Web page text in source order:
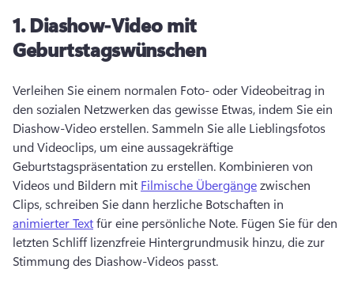
1.Diashow-Video mit
Geburtstagswünschen
Verleihen Sie einem normalen Foto- oder Videobeitrag in
den sozialen Netzwerken das gewisse Etwas, indem Sie ein
Diashow-Video erstellen. Sammeln Sie alle Lieblingsfotos
und Videoclips, um eine aussagekräftige
Geburtstagspräsentation zu erstellen. Kombinieren von
Videos und Bildern mit Filmische Übergänge zwischen
Clips, schreiben Sie dann herzliche Botschaften in
animierter Text für eine persönliche Note. Fügen Sie für den
letzten Schliff lizenzfreie Hintergrundmusik hinzu, die zur
Stimmung des Diashow-Videos passt.